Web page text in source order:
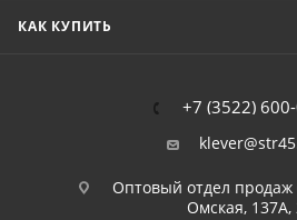
КАК КУПИТЬ
+7 (3522)
Оптовый отдел продаж
Омская, 137А,